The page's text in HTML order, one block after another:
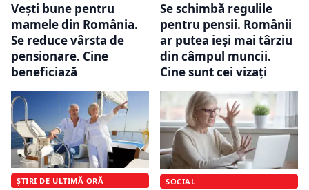
Vești bune pentru
mamele din România.
Se reduce vârsta de
pensionare. Cine
beneficiază
Se schimbă regulile
pentru pensii. Românii
ar putea ieși mai târziu
din câmpul muncii.
Cine sunt cei vizați
ȘTIRI DE ULTIMĂ ORĂ SOCIAL